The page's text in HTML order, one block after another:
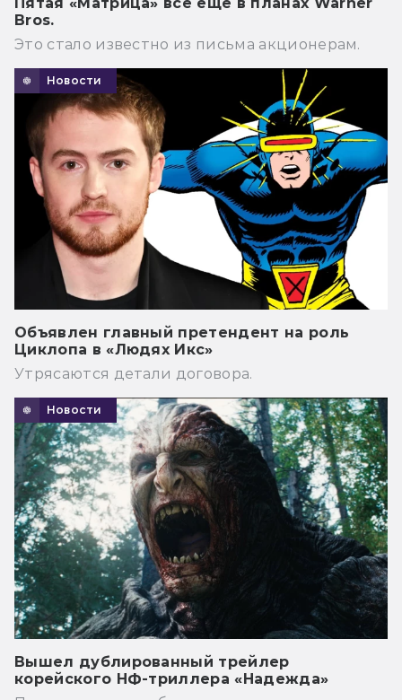
Bros.
Это стало известно из письма акционерам.
Новости
Объявлен главный претендент на роль
Циклопа в «Людях Икс»
Утрясаются детали договора.
Новости
Вышел дублированный трейлер
корейского НФ-триллера «Надежда»